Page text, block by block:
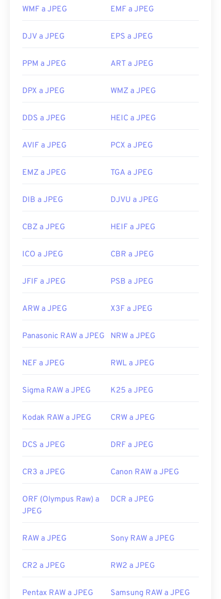
https://www.file-extensions.org/extension-de-
aplicaciones de Microsoft como Microsoft Photos
Desarrollado por:
Joint Photographic Experts
Lanzamiento inicial:
18 de septiembre de 1992
https://www.lifewire.com/jpg-jpeg-file-4139913
WMF a JPEG EMF a JPEG
DJV a JPEG EPS a JPEG
PPM a JPEG ART a JPEG
DPX a JPEG WMZ a JPEG
DDS a JPEG HEIC a JPEG
AVIF a JPEG PCX a JPEG
EMZ a JPEG TGA a JPEG
DIB a JPEG DJVU a JPEG
CBZ a JPEG HEIF a JPEG
ICO a JPEG CBR a JPEG
JFIF a JPEG PSB a JPEG
ARW a JPEG X3F a JPEG
Panasonic RAW a JPEG NRW a JPEG
NEF a JPEG RWL a JPEG
Sigma RAW a JPEG K25 a JPEG
Kodak RAW a JPEG CRW a JPEG
DCS a JPEG DRF a JPEG
CR3 a JPEG Canon RAW a JPEG
ORF (Olympus Raw) a
JPEG
DCR a JPEG
RAW a JPEG Sony RAW a JPEG
CR2 a JPEG RW2 a JPEG
Pentax RAW a JPEG Samsung RAW a JPEG